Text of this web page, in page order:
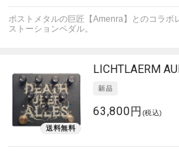
ポストメタルの巨匠【Amenra】とのコラボ
ストーションペダル。
LICHTLAERM
63,800円 (税込)